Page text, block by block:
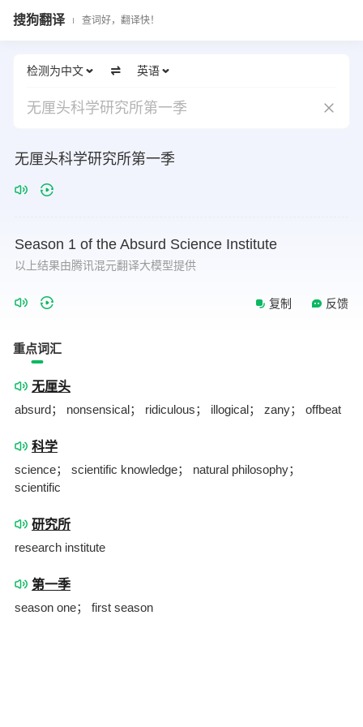
搜狗翻译 查词好，翻译快！
检测为中文 英语
无厘头科学研究所第一季
无厘头科学研究所第一季
Season 1 of the Absurd Science Institute
以上结果由腾讯混元翻译大模型提供
复制 反馈
重点词汇
无厘头
absurd； nonsensical； ridiculous； illogical； zany； offbeat
科学
science； scientific knowledge； natural philosophy；
scientific
研究所
research institute
第一季
season one； first season